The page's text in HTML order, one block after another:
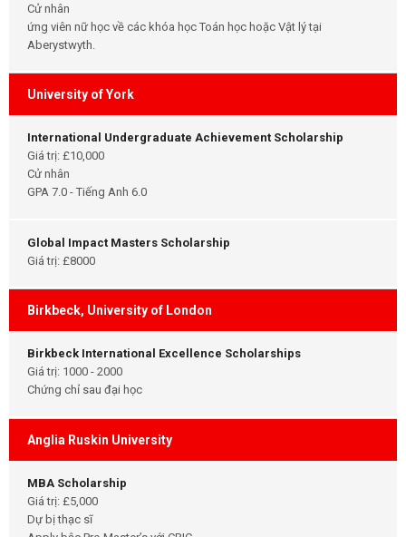
Cử nhân
ứng viên nữ học về các khóa học Toán học hoặc Vật lý tại
Aberystwyth.
University of York
International Undergraduate Achievement Scholarship
Giá trị: £10,000
Cử nhân
GPA 7.0 - Tiếng Anh 6.0
Global Impact Masters Scholarship
Giá trị: £8000
Birkbeck, University of London
Birkbeck International Excellence Scholarships
Giá trị: 1000 - 2000
Chứng chỉ sau đại học
Anglia Ruskin University
MBA Scholarship
Giá trị: £5,000
Dự bị thạc sĩ